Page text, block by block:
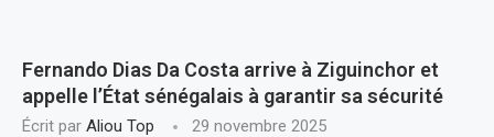
Fernando Dias Da Costa arrive à Ziguinchor et
appelle l’État sénégalais à garantir sa sécurité
Écrit par Aliou Top 29 novembre 2025